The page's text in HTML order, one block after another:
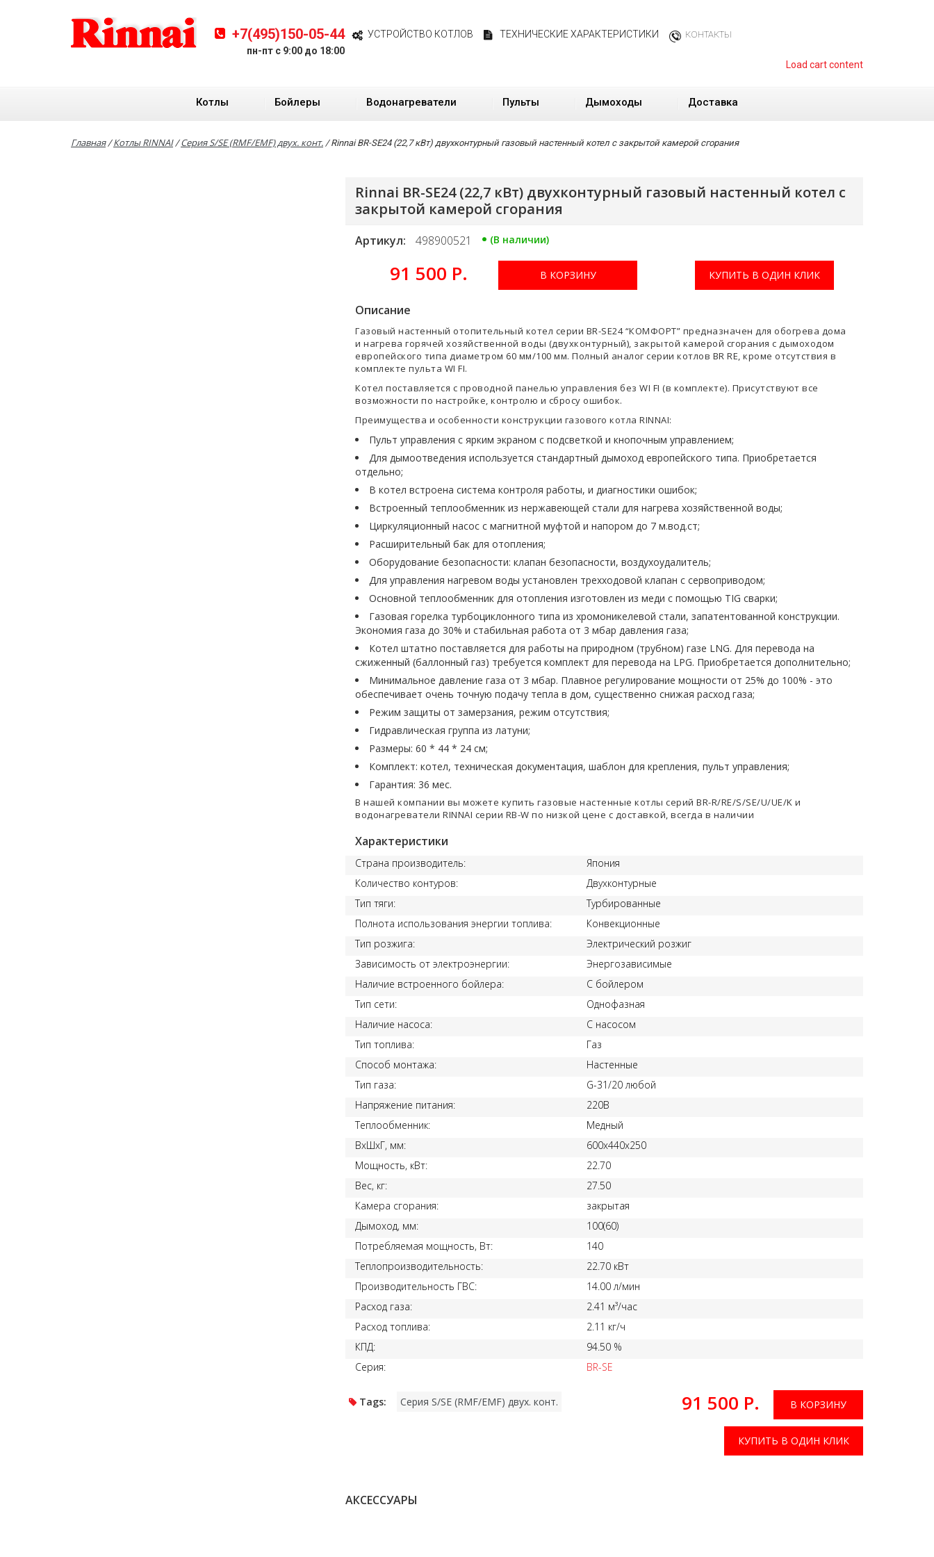
+7(495)150-05-44
пн-пт с 9:00 до 18:00
УСТРОЙСТВО КОТЛОВ ТЕХНИЧЕСКИЕ ХАРАКТЕРИСТИКИ КОНТАКТЫ
Load cart content
Котлы Бойлеры Водонагреватели Пульты Дымоходы Доставка
Главная / Котлы RINNAI / Серия S/SE (RMF/EMF) двух. конт. / Rinnai BR-SE24 (22,7 кВт) двухконтурный газовый настенный котел с закрытой камерой сгорания
Rinnai BR-SE24 (22,7 кВт) двухконтурный газовый настенный котел с
закрытой камерой сгорания
Артикул: 498900521 (В наличии)
91 500 Р. В КОРЗИНУ КУПИТЬ В ОДИН КЛИК
Описание
Газовый настенный отопительный котел серии BR-SE24 “КОМФОРТ” предназначен для обогрева дома
и нагрева горячей хозяйственной воды (двухконтурный), закрытой камерой сгорания с дымоходом
европейского типа диаметром 60 мм/100 мм. Полный аналог серии котлов BR RE, кроме отсутствия в
комплекте пульта WI FI.
Котел поставляется с проводной панелью управления без WI FI (в комплекте). Присутствуют все
возможности по настройке, контролю и сбросу ошибок.
Преимущества и особенности конструкции газового котла RINNAI:
Пульт управления с ярким экраном с подсветкой и кнопочным управлением;
Для дымоотведения используется стандартный дымоход европейского типа. Приобретается
отдельно;
В котел встроена система контроля работы, и диагностики ошибок;
Встроенный теплообменник из нержавеющей стали для нагрева хозяйственной воды;
Циркуляционный насос с магнитной муфтой и напором до 7 м.вод.ст;
Расширительный бак для отопления;
Оборудование безопасности: клапан безопасности, воздухоудалитель;
Для управления нагревом воды установлен трехходовой клапан с сервоприводом;
Основной теплообменник для отопления изготовлен из меди с помощью TIG сварки;
Газовая горелка турбоциклонного типа из хромоникелевой стали, запатентованной конструкции.
Экономия газа до 30% и стабильная работа от 3 мбар давления газа;
Котел штатно поставляется для работы на природном (трубном) газе LNG. Для перевода на
сжиженный (баллонный газ) требуется комплект для перевода на LPG. Приобретается дополнительно;
Минимальное давление газа от 3 мбар. Плавное регулирование мощности от 25% до 100% - это
обеспечивает очень точную подачу тепла в дом, существенно снижая расход газа;
Режим защиты от замерзания, режим отсутствия;
Гидравлическая группа из латуни;
Размеры: 60 * 44 * 24 см;
Комплект: котел, техническая документация, шаблон для крепления, пульт управления;
Гарантия: 36 мес.
В нашей компании вы можете купить газовые настенные котлы серий BR-R/RE/S/SE/U/UE/K и
водонагреватели RINNAI серии RB-W по низкой цене с доставкой, всегда в наличии
Характеристики
Страна производитель:
Япония
Количество контуров:
Двухконтурные
Тип тяги:
Турбированные
Полнота использования энергии топлива:
Конвекционные
Тип розжига:
Электрический розжиг
Зависимость от электроэнергии:
Энергозависимые
Наличие встроенного бойлера:
С бойлером
Тип сети:
Однофазная
Наличие насоса:
С насосом
Тип топлива:
Газ
Способ монтажа:
Настенные
Тип газа:
G-31/20 любой
Напряжение питания:
220В
Теплообменник:
Медный
ВхШхГ, мм:
600x440x250
Мощность, кВт:
22.70
Вес, кг:
27.50
Камера сгорания:
закрытая
Дымоход, мм:
100(60)
Потребляемая мощность, Вт:
140
Теплопроизводительность:
22.70 кВт
Производительность ГВС:
14.00 л/мин
Расход газа:
2.41 м³/час
Расход топлива:
2.11 кг/ч
КПД:
94.50 %
Серия:
BR-SE
Tags: Серия S/SE (RMF/EMF) двух. конт. 91 500 Р. В КОРЗИНУ
КУПИТЬ В ОДИН КЛИК
АКСЕССУАРЫ